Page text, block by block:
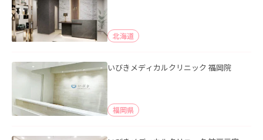
北海道
いびきメディカルクリニック 福岡院
福岡県